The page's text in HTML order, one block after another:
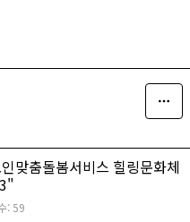
맞춤돌봄서비스 힐링문화체
:59